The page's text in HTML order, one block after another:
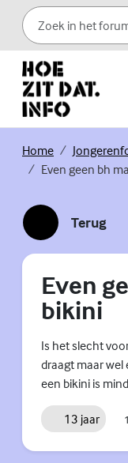
Skip to content
Home
Even geen bh
Terug
Even
bikini
Is het slecht
draagt maar wel
een bikini is
13 jaar